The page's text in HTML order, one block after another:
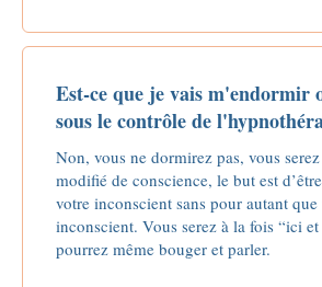
Est-ce que je vais m'endormir
sous le contrôle de
Non, vous ne dormirez pas, vous
modifié de conscience, le but est
votre inconscient sans pour autant que
inconscient. Vous serez à la fois “ici
pourrez même bouger et parler.